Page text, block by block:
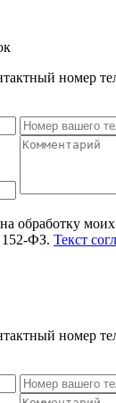
номер
обработку
152-ФЗ. Текст
номер